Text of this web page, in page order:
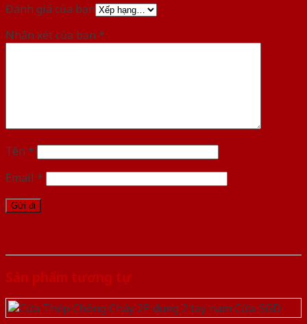
Đánh giá của bạn
Nhận xét của bạn *
Tên *
Email *
Sản phẩm tương tự